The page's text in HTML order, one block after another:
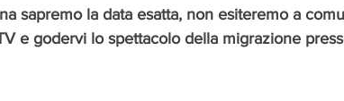
sapremo la data esatta, non esiteremo a
e godervi lo spettacolo della migrazione